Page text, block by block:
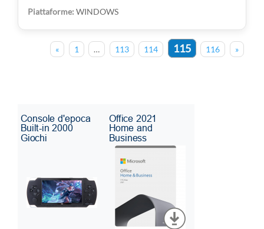
WINDOWS
« 1 … 113 114 115 116 »